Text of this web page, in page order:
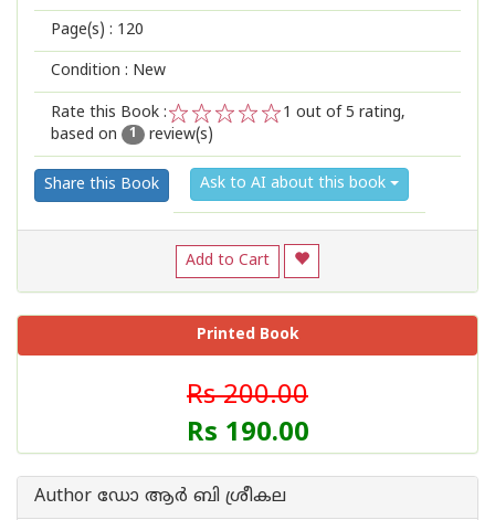
Page(s) : 120
Condition : New
Rate this Book :
2
1
1 out of 5 rating,
based on
1 review(s)
Share this Book Ask to AI about this book
Add to Cart
Printed Book
Rs 200.00
Rs 190.00
Author ഡോ ആർ ബി ശ്രീകല